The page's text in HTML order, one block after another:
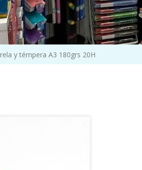
y témpera A3 180grs 20H